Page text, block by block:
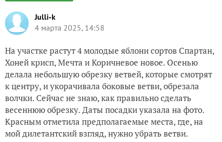
Julli-k
4 марта 2025, 14:58
На участке растут 4 молодые яблони сортов Спартан,
Хоней крисп, Мечта и Коричневое новое. Осенью
делала небольшую обрезку ветвей, которые смотрят
к центру, и укорачивала боковые ветви, обрезала
волчки. Сейчас не знаю, как правильно сделать
весеннюю обрезку. Даты посадки указала на фото.
Красным отметила предполагаемые места, где, на
мой дилетантский взгляд, нужно убрать ветви.